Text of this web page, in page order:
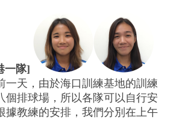
一隊]
一天，由於海口訓練基地的訓練
個排球場，所以各隊可以自行安
據教練的安排，我們分別在上午